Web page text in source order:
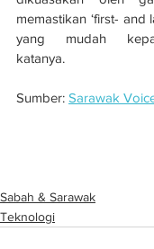
memastikan ‘first- and
yang mudah
katanya.
Sumber: Sarawak
Sabah & Sarawak
Teknologi